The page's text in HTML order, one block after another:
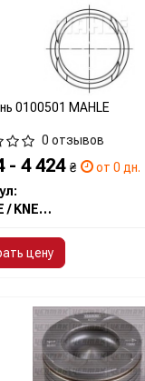
0100501 MAHLE
0 отзывов
- 4 424₴
от 0 дн.
MAHLE / KNECHT
цену